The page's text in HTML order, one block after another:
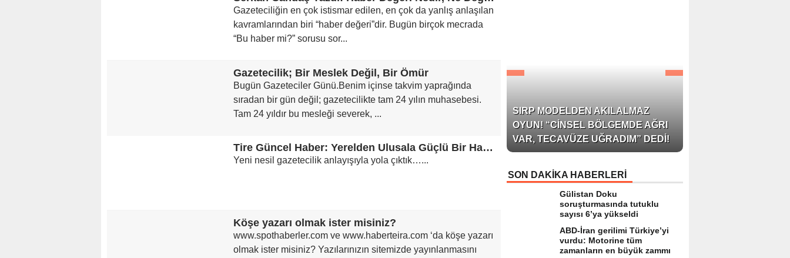
Gazeteciliğin en çok istismar edilen, en çok da yanlış anlaşılan
kavramlarından biri “haber değeri”dir. Bugün birçok mecrada
“Bu haber mi?” sorusu sor...
Gazetecilik; Bir Meslek Değil, Bir Ömür
Bugün Gazeteciler Günü.Benim içinse takvim yaprağında
sıradan bir gün değil; gazetecilikte tam 24 yılın muhasebesi.
Tam 24 yıldır bu mesleği severek, ...
Tire Güncel Haber: Yerelden Ulusala Güçlü Bir Haber Platformu
Yeni nesil gazetecilik anlayışıyla yola çıktık…...
Köşe yazarı olmak ister misiniz?
www.spothaberler.com ve www.haberteira.com ‘da köşe yazarı
olmak ister misiniz? Yazılarınızın sitemizde yayınlanmasını
SIRP MODELDEN AKILALMAZ
OYUN! “CINSEL BÖLGEMDE AĞRI
VAR, TECAVÜZE UĞRADIM” DEDI!
SON DAKİKA HABERLERİ
Gülistan Doku
soruşturmasında tutuklu
sayısı 6’ya yükseldi
ABD-İran gerilimi Türkiye’yi
vurdu: Motorine tüm
zamanların en büyük zammı